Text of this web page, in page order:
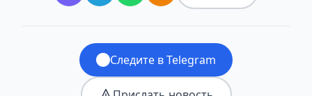
Следите в Telegram